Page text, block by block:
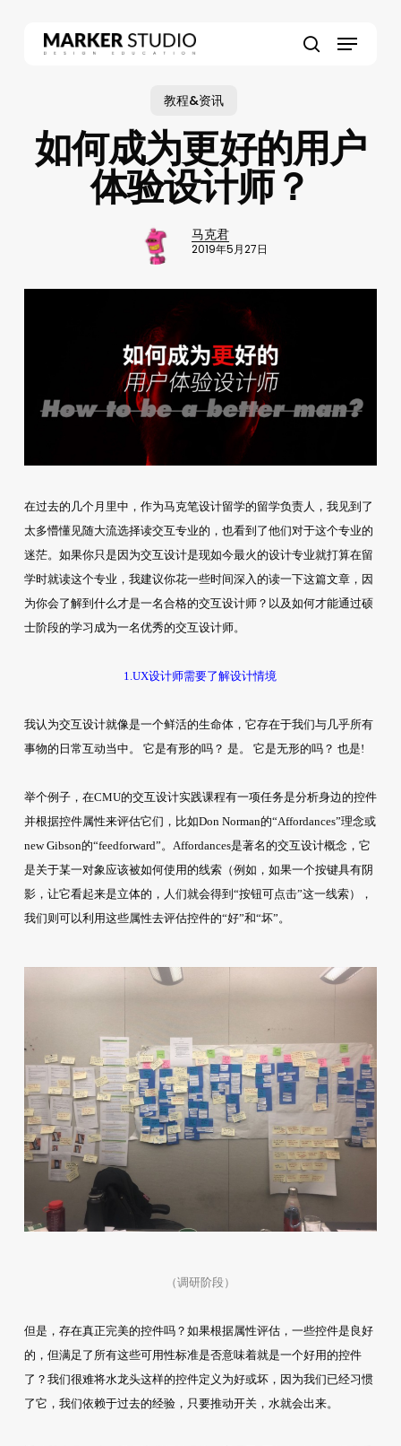
Menu
教程&资讯
如何成为更好的用户
体验设计师？
马克君
2019年5月27日
在过去的几个月里中，作为马克笔设计留学的留学负责人，我见到了
太多懵懂见随大流选择读交互专业的，也看到了他们对于这个专业的
迷茫。如果你只是因为交互设计是现如今最火的设计专业就打算在留
学时就读这个专业，我建议你花一些时间深入的读一下这篇文章，因
为你会了解到什么才是一名合格的交互设计师？以及如何才能通过硕
士阶段的学习成为一名优秀的交互设计师。
1.UX设计师需要了解设计情境
我认为交互设计就像是一个鲜活的生命体，它存在于我们与几乎所有
事物的日常互动当中。 它是有形的吗？ 是。 它是无形的吗？ 也是!
举个例子，在CMU的交互设计实践课程有一项任务是分析身边的控件
并根据控件属性来评估它们，比如Don Norman的“Affordances”理念或
new Gibson的“feedforward”。Affordances是著名的交互设计概念，它
是关于某一对象应该被如何使用的线索（例如，如果一个按键具有阴
影，让它看起来是立体的，人们就会得到“按钮可点击”这一线索），
我们则可以利用这些属性去评估控件的“好”和“坏”。
（调研阶段）
但是，存在真正完美的控件吗？如果根据属性评估，一些控件是良好
的，但满足了所有这些可用性标准是否意味着就是一个好用的控件
了？我们很难将水龙头这样的控件定义为好或坏，因为我们已经习惯
了它，我们依赖于过去的经验，只要推动开关，水就会出来。